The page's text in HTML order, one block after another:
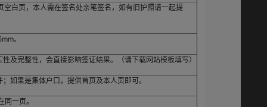
白页，本人需在签名处亲笔签名，如有旧护照请一起提
。
及完整性，会直接影响签证结果。（请下载网站模板填写）
如果是集体户口，提供首页及本人页即可。
一页。